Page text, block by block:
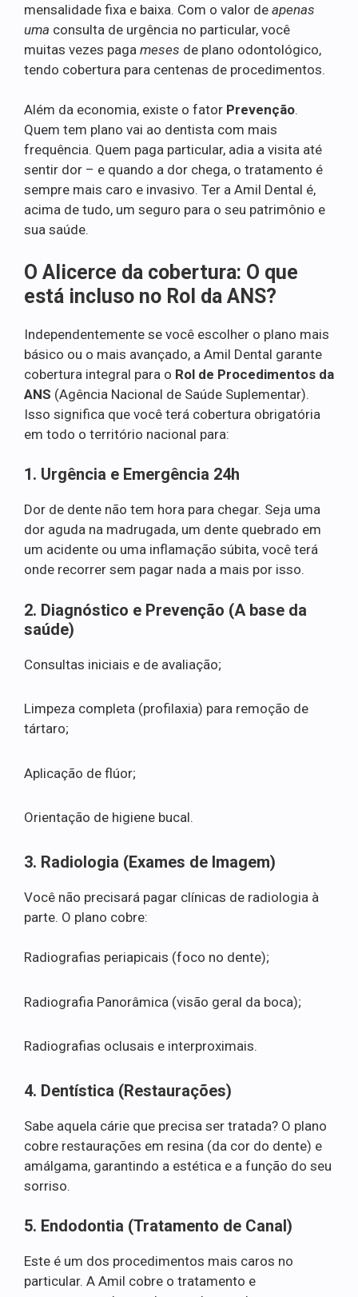
mensalidade fixa e baixa. Com o valor de apenas
uma consulta de urgência no particular, você
muitas vezes paga meses de plano odontológico,
tendo cobertura para centenas de procedimentos.
Além da economia, existe o fator Prevenção.
Quem tem plano vai ao dentista com mais
frequência. Quem paga particular, adia a visita até
sentir dor – e quando a dor chega, o tratamento é
sempre mais caro e invasivo. Ter a Amil Dental é,
acima de tudo, um seguro para o seu patrimônio e
sua saúde.
O Alicerce da cobertura: O que
está incluso no Rol da ANS?
Independentemente se você escolher o plano mais
básico ou o mais avançado, a Amil Dental garante
cobertura integral para o Rol de Procedimentos da
ANS (Agência Nacional de Saúde Suplementar).
Isso significa que você terá cobertura obrigatória
em todo o território nacional para:
1. Urgência e Emergência 24h
Dor de dente não tem hora para chegar. Seja uma
dor aguda na madrugada, um dente quebrado em
um acidente ou uma inflamação súbita, você terá
onde recorrer sem pagar nada a mais por isso.
2. Diagnóstico e Prevenção (A base da
saúde)
Consultas iniciais e de avaliação;
Limpeza completa (profilaxia) para remoção de
tártaro;
Aplicação de flúor;
Orientação de higiene bucal.
3. Radiologia (Exames de Imagem)
Você não precisará pagar clínicas de radiologia à
parte. O plano cobre:
Radiografias periapicais (foco no dente);
Radiografia Panorâmica (visão geral da boca);
Radiografias oclusais e interproximais.
4. Dentística (Restaurações)
Sabe aquela cárie que precisa ser tratada? O plano
cobre restaurações em resina (da cor do dente) e
amálgama, garantindo a estética e a função do seu
sorriso.
5. Endodontia (Tratamento de Canal)
Este é um dos procedimentos mais caros no
particular. A Amil cobre o tratamento e